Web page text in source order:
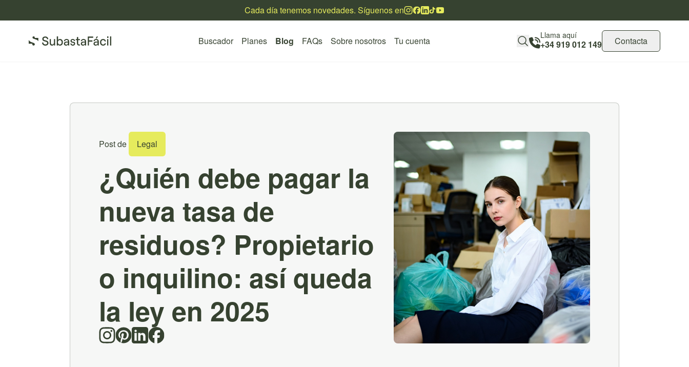
Cada día tenemos novedades. Síguenos en
Buscador Planes Blog FAQs Sobre nosotros Tu cuenta Llama aquí
+34 919 012 149 Contacta
Post de Legal
¿Quién debe pagar la
nueva tasa de
residuos? Propietario
o inquilino: así queda
la ley en 2025